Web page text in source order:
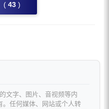
( 43 )
文字、图片、音视频等内
。任何媒体、网站或个人转